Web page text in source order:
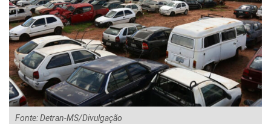
Fonte: Detran-MS/Divulgação